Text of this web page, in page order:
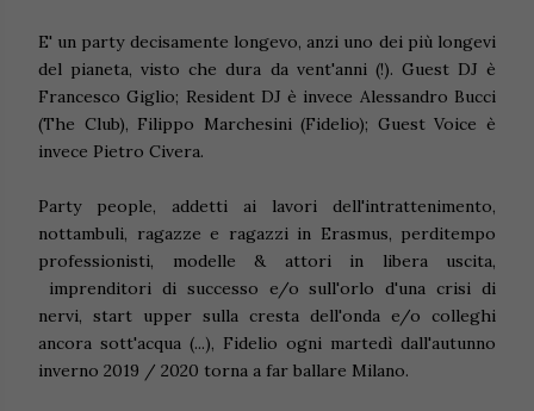
E' un party decisamente longevo, anzi uno dei più longevi
del pianeta, visto che dura da vent'anni (!). Guest DJ è
Francesco Giglio; Resident DJ è invece Alessandro Bucci
(The Club), Filippo Marchesini (Fidelio); Guest Voice è
invece Pietro Civera.
Party people, addetti ai lavori dell'intrattenimento,
nottambuli, ragazze e ragazzi in Erasmus, perditempo
professionisti, modelle & attori in libera uscita,
imprenditori di successo e/o sull'orlo d'una crisi di
nervi, start upper sulla cresta dell'onda e/o colleghi
ancora sott'acqua (...), Fidelio ogni martedì dall'autunno
inverno 2019 / 2020 torna a far ballare Milano.